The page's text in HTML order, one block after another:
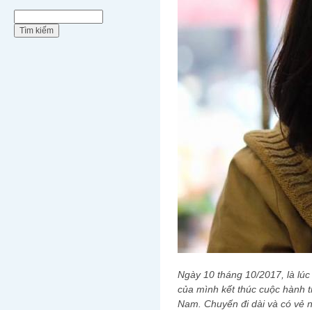
Ngày 10 tháng 10/2017, là
của mình kết thúc cuộc hành
Nam. Chuyến đi dài và có vẻ